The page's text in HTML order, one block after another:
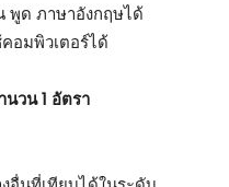
พูด ภาษาอังกฤษได้
อมพิวเตอร์ได้
วน 1 อัตรา